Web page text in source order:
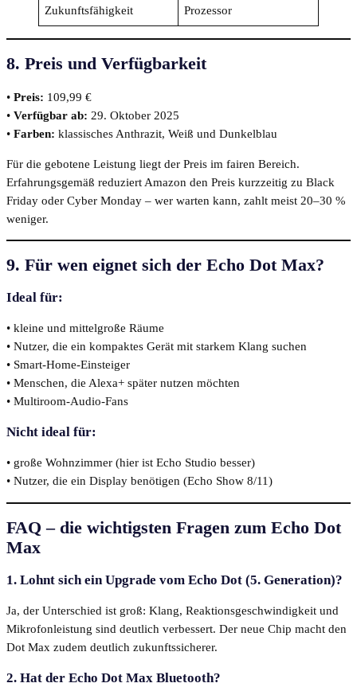
Zukunftsfähigkeit
Prozessor
8. Preis und Verfügbarkeit
• Preis: 109,99 €
• Verfügbar ab: 29. Oktober 2025
• Farben: klassisches Anthrazit, Weiß und Dunkelblau
Für die gebotene Leistung liegt der Preis im fairen Bereich.
Erfahrungsgemäß reduziert Amazon den Preis kurzzeitig zu Black
Friday oder Cyber Monday – wer warten kann, zahlt meist 20–30 %
weniger.
9. Für wen eignet sich der Echo Dot Max?
Ideal für:
• kleine und mittelgroße Räume
• Nutzer, die ein kompaktes Gerät mit starkem Klang suchen
• Smart-Home-Einsteiger
• Menschen, die Alexa+ später nutzen möchten
• Multiroom-Audio-Fans
Nicht ideal für:
• große Wohnzimmer (hier ist Echo Studio besser)
• Nutzer, die ein Display benötigen (Echo Show 8/11)
FAQ – die wichtigsten Fragen zum Echo Dot
Max
1. Lohnt sich ein Upgrade vom Echo Dot (5. Generation)?
Ja, der Unterschied ist groß: Klang, Reaktionsgeschwindigkeit und
Mikrofonleistung sind deutlich verbessert. Der neue Chip macht den
Dot Max zudem deutlich zukunftssicherer.
2. Hat der Echo Dot Max Bluetooth?